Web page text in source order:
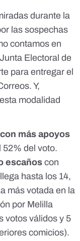
durante la
las sospechas
contamos en
Electoral de
para entregar el
Y,
modalidad
más apoyos
52% del voto.
escañoscon
hasta los 14,
más votada en la
por Melilla
votos válidos y 5
comicios).